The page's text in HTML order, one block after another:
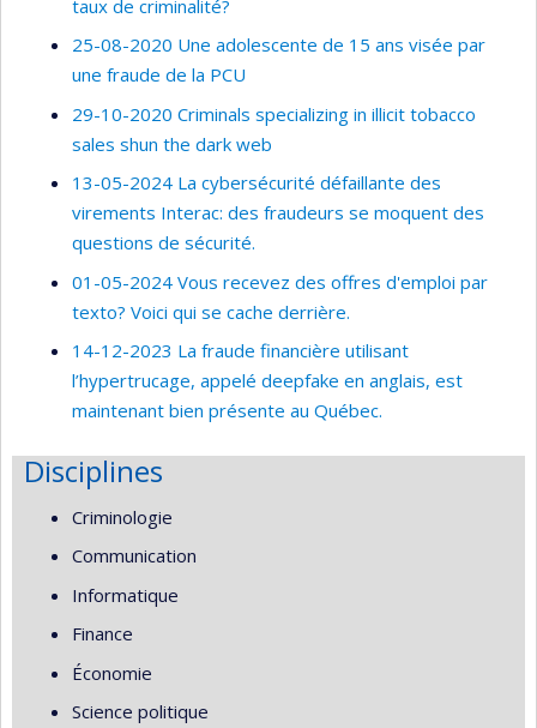
taux de criminalité?
25-08-2020 Une adolescente de 15 ans visée par
une fraude de la PCU
29-10-2020 Criminals specializing in illicit tobacco
sales shun the dark web
13-05-2024 La cybersécurité défaillante des
virements Interac: des fraudeurs se moquent des
questions de sécurité.
01-05-2024 Vous recevez des offres d'emploi par
texto? Voici qui se cache derrière.
14-12-2023 La fraude financière utilisant
l’hypertrucage, appelé deepfake en anglais, est
maintenant bien présente au Québec.
Disciplines
Criminologie
Communication
Informatique
Finance
Économie
Science politique